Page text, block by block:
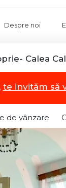
Despre noi
Calea
te invităm să
de vânzare